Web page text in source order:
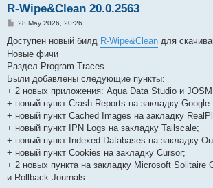
R-Wipe&Clean 20.0.2563
P
s
28 May 2026, 20:26
Доступен новый билд R-Wipe&Clean для
Новые фичи
Раздел Program Traces
Были добавлены следующие пункты:
+ 2 новых приложения: Aqua Data Studio и
+ новый пункт Crash Reports на закладку
+ новый пункт Cached Images на закладку
+ новый пункт IPN Logs на закладку Tailscale;
+ новый пункт Indexed Databases на закладку
+ новый пункт Cookies на закладку Cursor;
+ 2 новых пункта на закладку Microsoft Solitaire
и Rollback Journals.